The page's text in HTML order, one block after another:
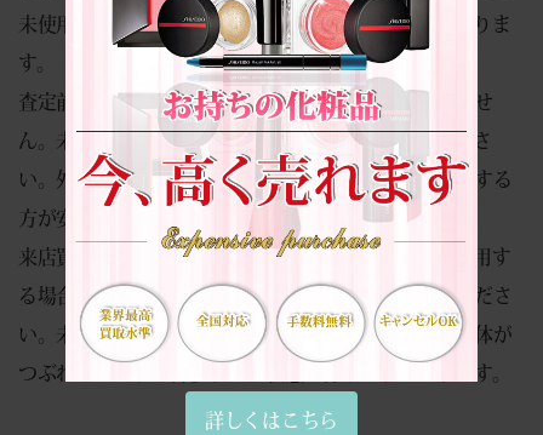
未使用で条件を満たしていれば査定できる可能性がありま
す。
査定前に中身を確認するために開封する必要はありませ
ん。未開封のものは、そのままの状態で用意してくださ
い。外箱にバーコードがある商品は、箱も一緒に持参する
方が安心です。
来店買取でアクセスサポート（交通費）サービスを利用す
る場合は、クーポン画面は店舗案内ページをご確認くださ
い。未使用化粧品をまとめて査定する際も、外箱や本体が
つぶれないように持参すると状態を保ちやすくなります。
詳しくはこちら